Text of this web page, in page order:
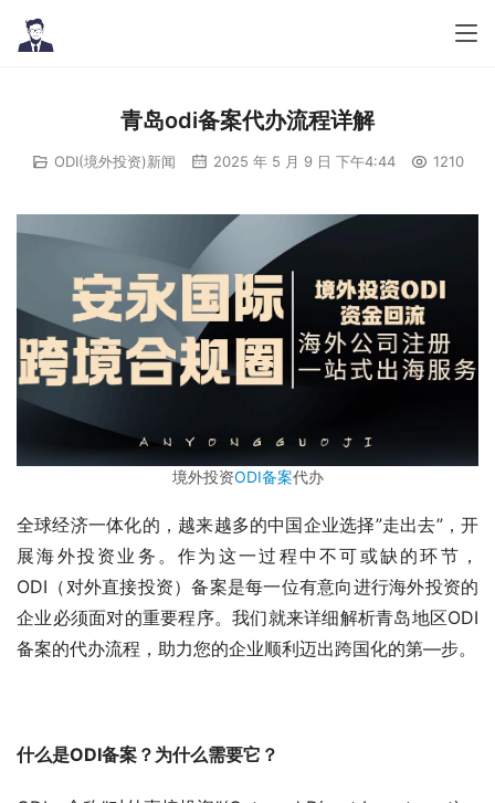
青岛odi备案代办流程详解
ODI(境外投资)新闻 2025 年 5 月 9 日 下午4:44 1210
境外投资ODI备案代办
全球经济一体化的，越来越多的中国企业选择”走出去”，开
展海外投资业务。作为这一过程中不可或缺的环节，
ODI（对外直接投资）备案是每一位有意向进行海外投资的
企业必须面对的重要程序。我们就来详细解析青岛地区ODI
备案的代办流程，助力您的企业顺利迈出跨国化的第—步。
什么是ODI备案？为什么需要它？